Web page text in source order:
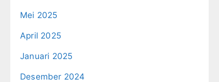
Mei 2025
April 2025
Januari 2025
Desember 2024